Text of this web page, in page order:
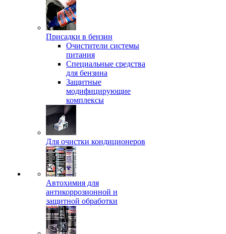
Присадки в бензин
Очистители системы
питания
Специальные срeдства
для бензина
Защитные
модифицирующие
комплексы
Для очистки кондиционеров
Автохимия для
антикоррозионной и
защитной обработки